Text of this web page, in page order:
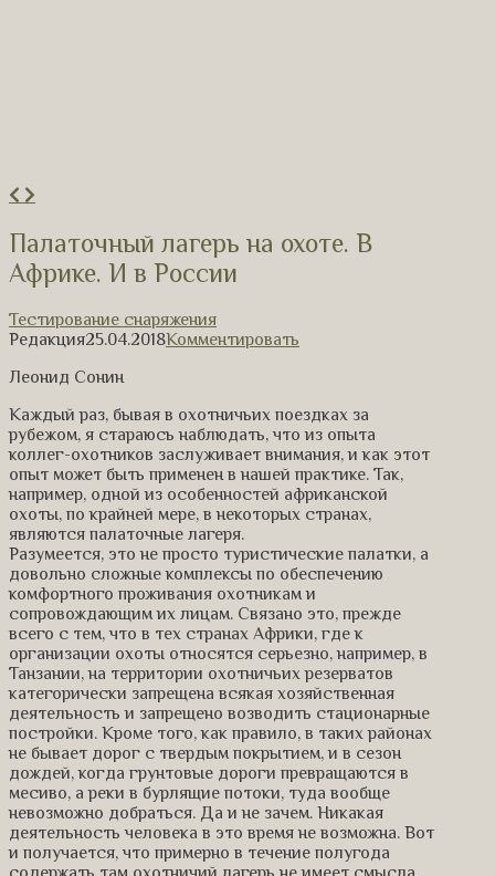
Палаточный лагерь на охоте. В
Африке. И в России
Тестирование снаряжения
Редакция25.04.2018Комментировать
Леонид Сонин
Каждый раз, бывая в охотничьих поездках за
рубежом, я стараюсь наблюдать, что из опыта
коллег-охотников заслуживает внимания, и как этот
опыт может быть применен в нашей практике. Так,
например, одной из особенностей африканской
охоты, по крайней мере, в некоторых странах,
являются палаточные лагеря.
Разумеется, это не просто туристические палатки, а
довольно сложные комплексы по обеспечению
комфортного проживания охотникам и
сопровождающим их лицам. Связано это, прежде
всего с тем, что в тех странах Африки, где к
организации охоты относятся серьезно, например, в
Танзании, на территории охотничьих резерватов
категорически запрещена всякая хозяйственная
деятельность и запрещено возводить стационарные
постройки. Кроме того, как правило, в таких районах
не бывает дорог с твердым покрытием, и в сезон
дождей, когда грунтовые дороги превращаются в
месиво, а реки в бурлящие потоки, туда вообще
невозможно добраться. Да и не зачем. Никакая
деятельность человека в это время не возможна. Вот
и получается, что примерно в течение полугода